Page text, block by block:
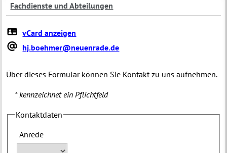
Fachdienste und Abteilungen
vCard anzeigen
hj.boehmer@neuenrade.de
Über dieses Formular können Sie Kontakt zu uns aufnehmen.
* kennzeichnet ein Pflichtfeld
Kontaktdaten
Anrede